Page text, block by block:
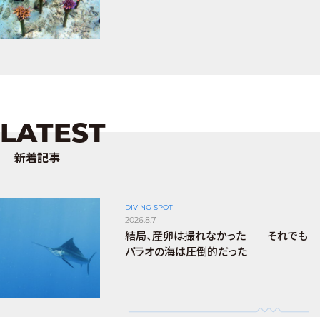
LATEST
新着記事
DIVING SPOT
2026.8.7
結局、産卵は撮れなかった──それでも
パラオの海は圧倒的だった